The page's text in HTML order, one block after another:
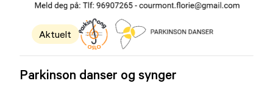
Aktuelt
Parkinson danser og synger